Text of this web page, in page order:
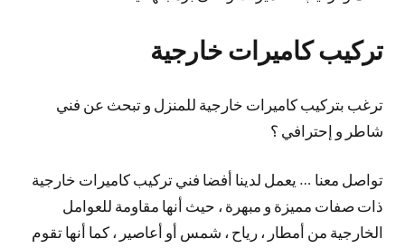
تركيب كاميرات خارجية
ترغب بتركيب كاميرات خارجية للمنزل و تبحث عن فني
شاطر و إحترافي ؟
تواصل معنا … يعمل لدينا أفضا فني تركيب كاميرات خارجية
ذات صفات مميزة و مبهرة ، حيث أنها مقاومة للعوامل
الخارجية من أمطار ، رياح ، شمس أو أعاصير ، كما أنها تقوم